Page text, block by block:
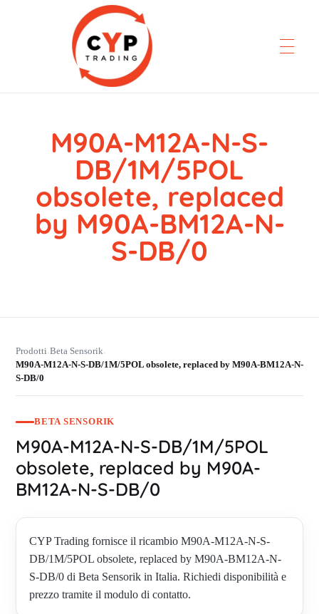
CYP Trading
Professionelle Ersatzteilbeschaffung
M90A-M12A-N-S-
DB/1M/5POL
obsolete, replaced
by M90A-BM12A-N-
S-DB/0
Prodotti›Beta Sensorik›
M90A-M12A-N-S-DB/1M/5POL obsolete, replaced by M90A-BM12A-N-
S-DB/0
BETA SENSORIK
M90A-M12A-N-S-DB/1M/5POL
obsolete, replaced by M90A-
BM12A-N-S-DB/0
CYP Trading fornisce il ricambio M90A-M12A-N-S-
DB/1M/5POL obsolete, replaced by M90A-BM12A-N-
S-DB/0 di Beta Sensorik in Italia. Richiedi disponibilità e
prezzo tramite il modulo di contatto.